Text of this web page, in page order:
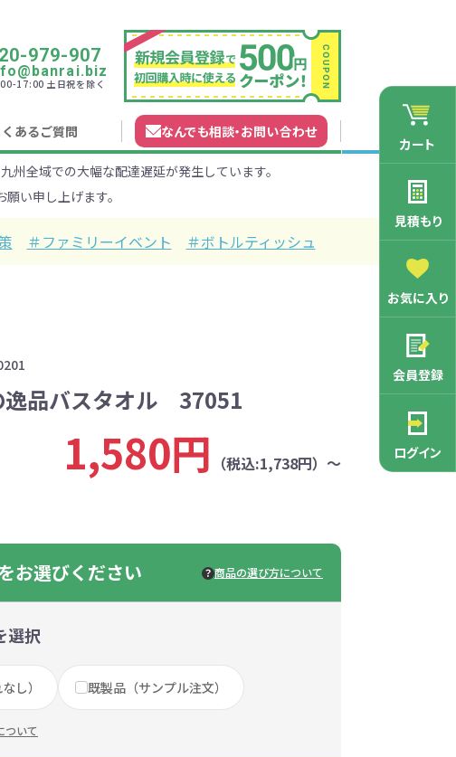
ンバストートバッ
不織布バッグ
ャンブリックバッグ 保冷バッグ
エステル巾着・リュ
トンポーチ キャンバスポーチ
せ替えチャーム対象
ドケース マルチケース
ス・アルミマグカッ
ガラスマグカップ
ス
ンダー 定規・メジャー
他文具
ホ・タブレットグッズ
マホショルダー モバイルクリーナー
パソコングッズ
ティッシュ インテリア雑貨
ラリー
セット
容・健康グッズ
ー
ュ
生樹脂 リサイクルレザー
オーガニックコットン ラバーウッド
スレジン 生分解性素材
景品・バラマキ 社名入りグッズ
ライブ・フェス 推し活グッズ
ノベルティ
ベント・抽選会
キャラクター・ファンシー雑
キッチン雑貨 生活雑貨
イル・PCグッズ 生活雑貨
れ印刷バッグ特集 オリジナルマグカップ作りたい
交通安全 消防・救急グッズ
記念品
名入れガイド 会員登録特典
あるご質問 なんでも相談・お問い合わせ
認 無料カタログ申込
979-907
17:00 土日祝を除く
カート
見積もり
お気に入り
会員登録
ログイン
全域での大幅な配達遅延が発生しています。
い申し上げます。
＃ファミリーイベント ＃ボトルティッシュ
逸品バスタオル 37051
1,580円 （税込:1,738円）～
お選びください 商品の選び方について
選択
し） 既製品（サンプル注文）
ついて